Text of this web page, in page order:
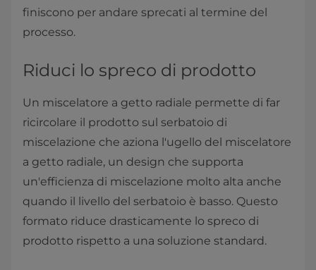
finiscono per andare sprecati al termine del
processo.
Riduci lo spreco di prodotto
Un miscelatore a getto radiale permette di far
ricircolare il prodotto sul serbatoio di
miscelazione che aziona l'ugello del miscelatore
a getto radiale, un design che supporta
un'efficienza di miscelazione molto alta anche
quando il livello del serbatoio è basso. Questo
formato riduce drasticamente lo spreco di
prodotto rispetto a una soluzione standard.